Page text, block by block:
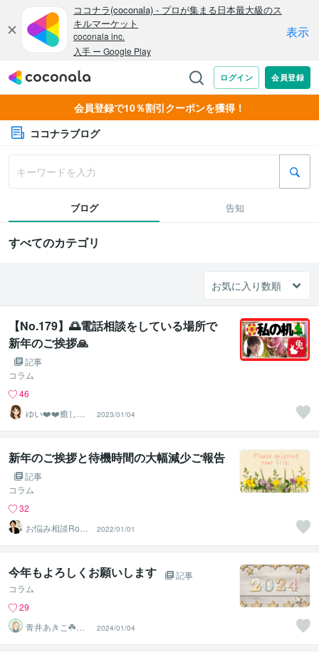
会員登録で10％割引クーポンを獲得！
ココナラブログ
ブログ 告知
すべてのカテゴリ
【No.179】🌅電話相談をしている場所で
新年のご挨拶🙏
記事
コラム
46
ゆい❤️❤️癒しの
心友
2023/01/04
新年のご挨拶と待機時間の大幅減少ご報告
記事
コラム
32
m‪ ふわり
2022/01/01
今年もよろしくお願いします
記事
コラム
29
青井あきこ☘️心
の回復所
2024/01/04